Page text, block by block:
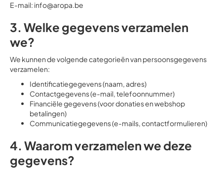
E-mail: info@aropa.be
3. Welke gegevens verzamelen
we?
We kunnen de volgende categorieën van persoonsgegevens
verzamelen:
Identificatiegegevens (naam, adres)
Contactgegevens (e-mail, telefoonnummer)
Financiële gegevens (voor donaties en webshop
betalingen)
Communicatiegegevens (e-mails, contactformulieren)
4. Waarom verzamelen we deze
gegevens?